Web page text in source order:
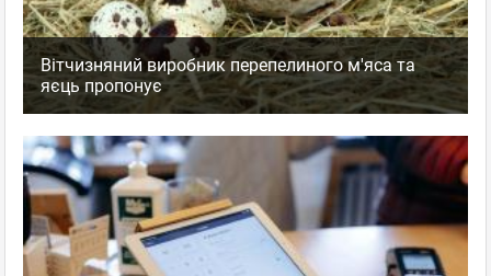
Вітчизняний виробник перепелиного м'яса та
яєць пропонує